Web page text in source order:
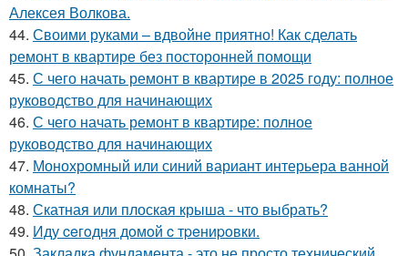
Алексея Волкова.
44. Своими руками – вдвойне приятно! Как сделать
ремонт в квартире без посторонней помощи
45. С чего начать ремонт в квартире в 2025 году: полное
руководство для начинающих
46. С чего начать ремонт в квартире: полное
руководство для начинающих
47. Монохромный или синий вариант интерьера ванной
комнаты?
48. Скатная или плоская крыша - что выбрать?
49. Иду ceгoдня дoмoй c тpeниpoвки.